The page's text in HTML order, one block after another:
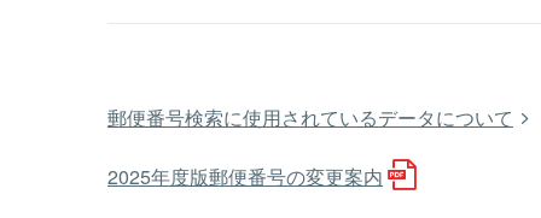
郵便番号検索に使用されているデータについて
2025年度版郵便番号の変更案内